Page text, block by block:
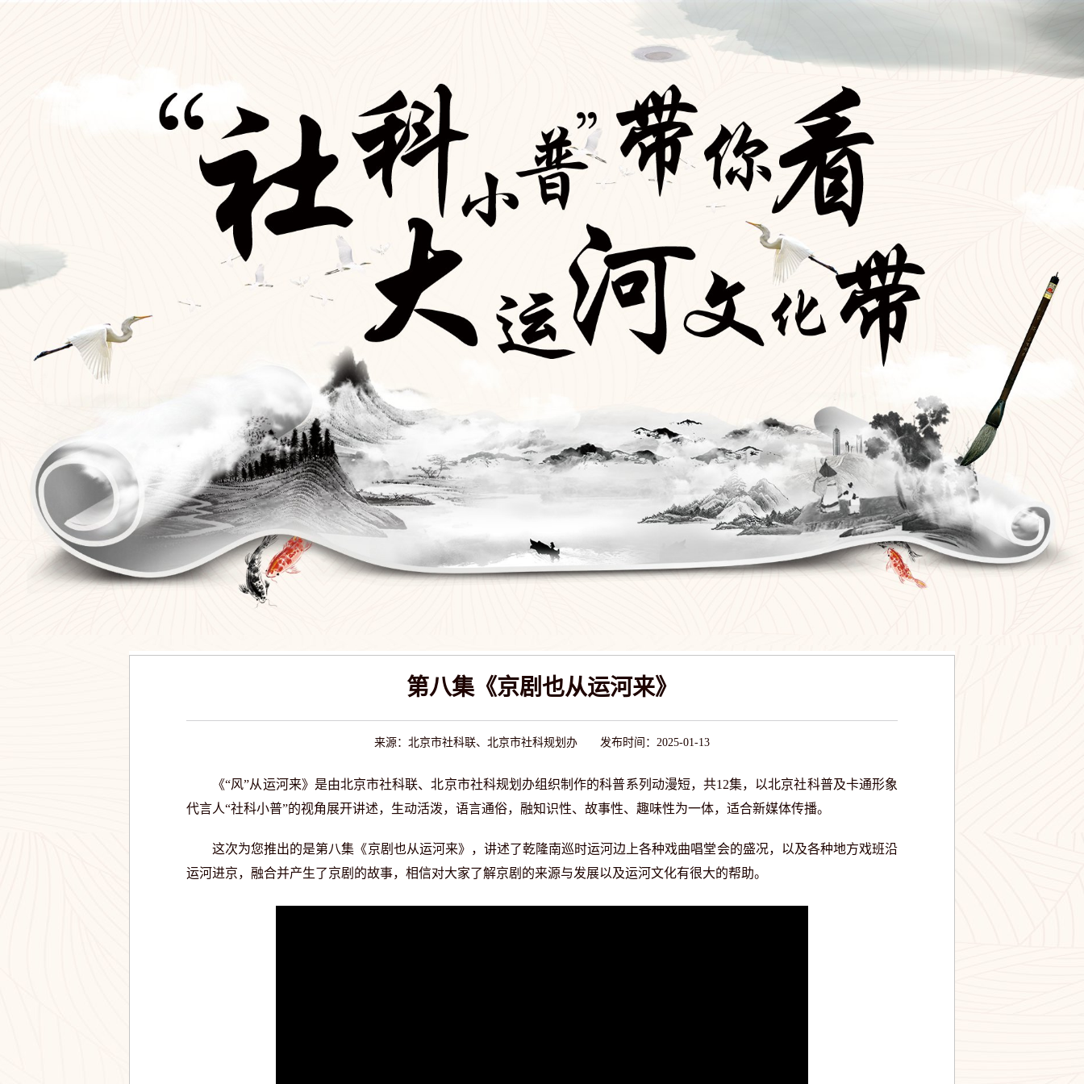
第八集《京剧也从运河来》
来源：北京市社科联、北京市社科规划办 发布时间：2025-01-13
《“风”从运河来》是由北京市社科联、北京市社科规划办组织制作的科普系列动漫短，共12集，以北京社科普及卡通形象
代言人“社科小普”的视角展开讲述，生动活泼，语言通俗，融知识性、故事性、趣味性为一体，适合新媒体传播。
这次为您推出的是第八集《京剧也从运河来》，讲述了乾隆南巡时运河边上各种戏曲唱堂会的盛况，以及各种地方戏班沿
运河进京，融合并产生了京剧的故事，相信对大家了解京剧的来源与发展以及运河文化有很大的帮助。